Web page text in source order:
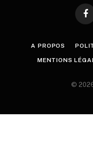
A PROPOS
MENTIONS
©